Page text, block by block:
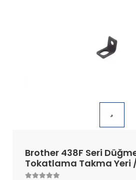
Brother 438F Seri
Tokatlama Takma Yeri /